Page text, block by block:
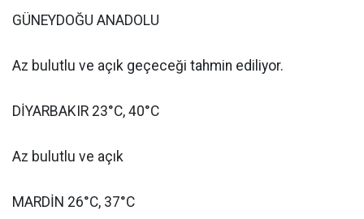
GÜNEYDOĞU ANADOLU
Az bulutlu ve açık geçeceği tahmin ediliyor.
DİYARBAKIR 23°C, 40°C
Az bulutlu ve açık
MARDİN 26°C, 37°C